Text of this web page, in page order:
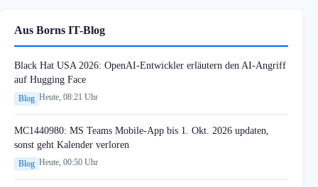
Aus Borns IT-Blog
Black Hat USA 2026: OpenAI-Entwickler erläutern den AI-Angriff
auf Hugging Face
Blog Heute, 08:21 Uhr
MC1440980: MS Teams Mobile-App bis 1. Okt. 2026 updaten,
sonst geht Kalender verloren
Blog Heute, 00:50 Uhr